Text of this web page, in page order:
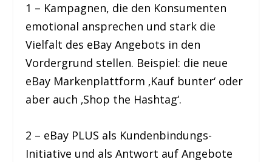
1 – Kampagnen, die den Konsumenten
emotional ansprechen und stark die
Vielfalt des eBay Angebots in den
Vordergrund stellen. Beispiel: die neue
eBay Markenplattform ‚Kauf bunter‘ oder
aber auch ‚Shop the Hashtag‘.
2 – eBay PLUS als Kundenbindungs-
Initiative und als Antwort auf Angebote